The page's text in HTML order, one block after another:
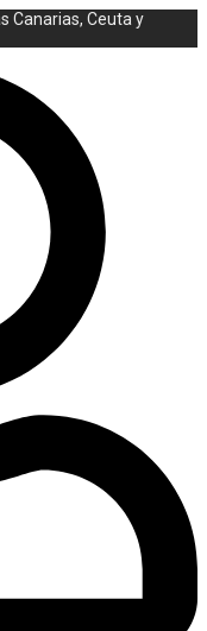
Canarias, Ceuta y